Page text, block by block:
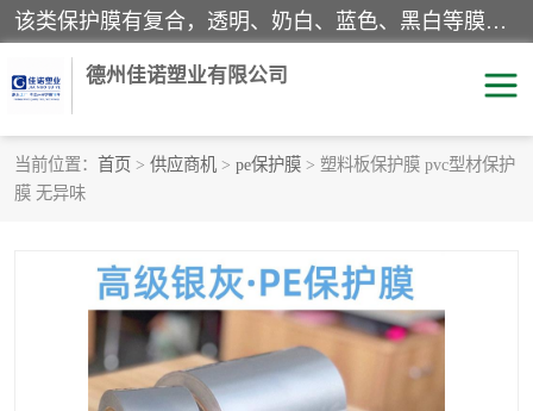
该类保护膜有复合，透明、奶白、蓝色、黑白等膜型。特高粘，高粘，中高粘，中粘，中低粘，低粘等。对于不同的粘力要求有相应的产品相适配。无胶渍残留污染。在较宽的收卷幅度下平整无皱纹，收卷长度大，利于机械化及自动化施工粘贴。为您的产品提供的表面保护解决方案。 产品广泛适用于：铝材、不锈钢、金属、塑料、电子、家电、家具、玻璃、化工材料、装饰材料等。
德州佳诺塑业有限公司
当前位置： 首页 > 供应商机 > pe保护膜 > 塑料板保护膜 pvc型材保护
膜 无异味
pe保护膜
地毯保护膜 家具保护膜
拉伸缠绕膜 透明保护膜
黑白保护膜 乳白保护膜